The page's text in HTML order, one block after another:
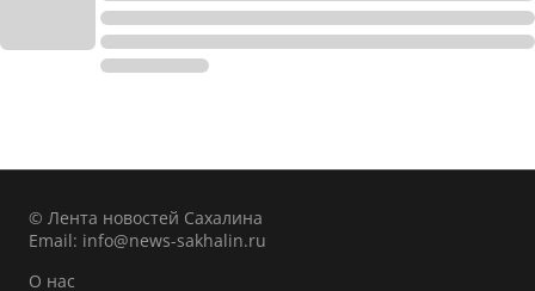
© Лента новостей Сахалина
Email: info@news-sakhalin.ru
О нас